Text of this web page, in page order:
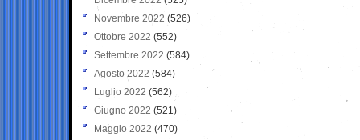
Novembre 2022 (526)
Ottobre 2022 (552)
Settembre 2022 (584)
Agosto 2022 (584)
Luglio 2022 (562)
Giugno 2022 (521)
Maggio 2022 (470)